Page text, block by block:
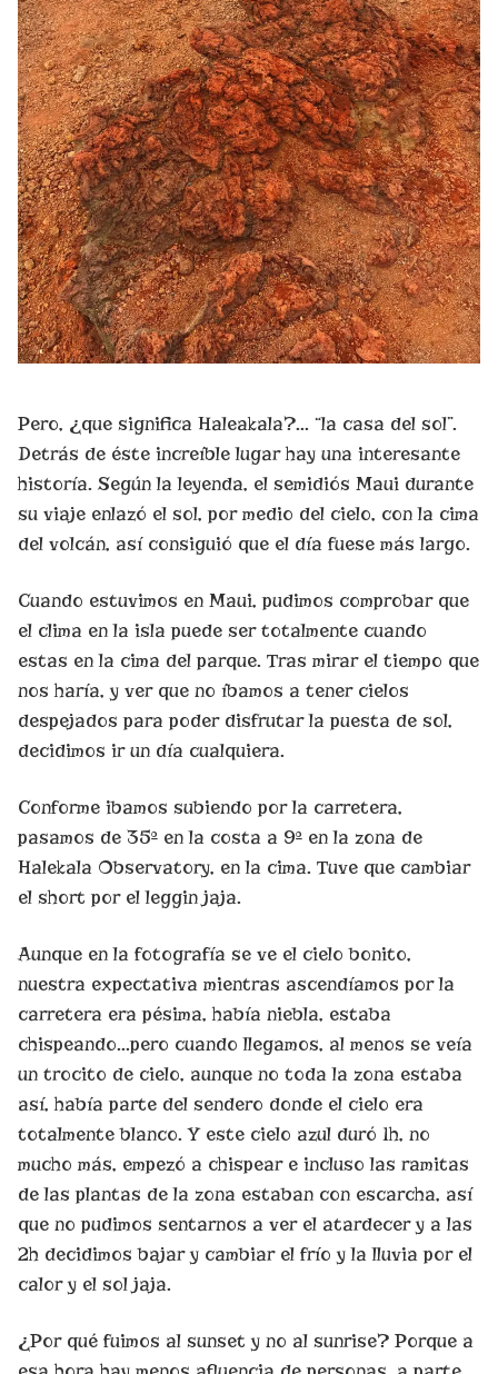
Pero, ¿que significa Haleakala?… “la casa del sol”.
Detrás de éste increíble lugar hay una interesante
historía. Según la leyenda, el semidiós Maui durante
su viaje enlazó el sol, por medio del cielo, con la cima
del volcán, así consiguió que el día fuese más largo.
Cuando estuvimos en Maui, pudimos comprobar que
el clima en la isla puede ser totalmente cuando
estas en la cima del parque. Tras mirar el tiempo que
nos haría, y ver que no íbamos a tener cielos
despejados para poder disfrutar la puesta de sol,
decidimos ir un día cualquiera.
Conforme ibamos subiendo por la carretera,
pasamos de 35º en la costa a 9º en la zona de
Halekala Observatory, en la cima. Tuve que cambiar
el short por el leggin jaja.
Aunque en la fotografía se ve el cielo bonito,
nuestra expectativa mientras ascendíamos por la
carretera era pésima, había niebla, estaba
chispeando…pero cuando llegamos, al menos se veía
un trocito de cielo, aunque no toda la zona estaba
así, había parte del sendero donde el cielo era
totalmente blanco. Y este cielo azul duró 1h, no
mucho más, empezó a chispear e incluso las ramitas
de las plantas de la zona estaban con escarcha, así
que no pudimos sentarnos a ver el atardecer y a las
2h decidimos bajar y cambiar el frío y la lluvia por el
calor y el sol jaja.
¿Por qué fuimos al sunset y no al sunrise? Porque a